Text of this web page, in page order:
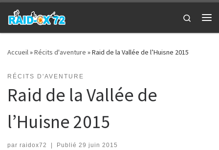
Passer au contenu
Search
Accueil»Récits d'aventure »Raid de la Vallée de l’Huisne 2015
RÉCITS D'AVENTURE
Raid de la Vallée de
l’Huisne 2015
par raidox72 | Publié 29 juin 2015